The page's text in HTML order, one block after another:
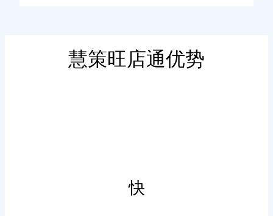
要关注系统是否适配自身行业场
景，比如快消品看重库存周转与
频、直播、私域等多元渠道，选
型时需重点考察系统的全渠道对
慧策旺店通优势
快